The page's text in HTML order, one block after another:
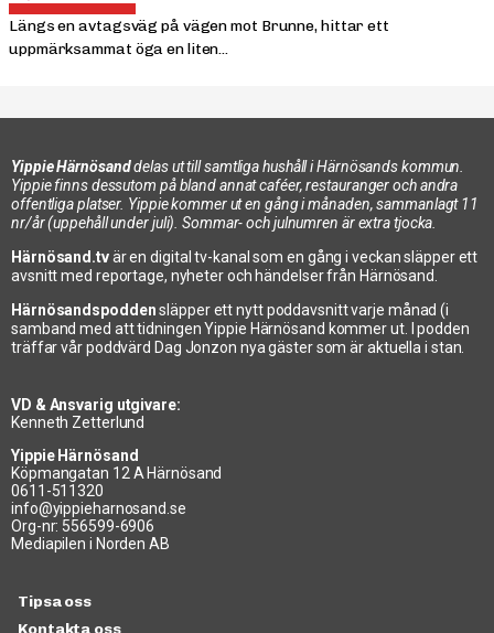
Längs en avtagsväg på vägen mot Brunne, hittar ett
uppmärksammat öga en liten...
Yippie Härnösanddelas ut till samtliga hushåll i Härnösands kommun.
Yippie finns dessutom på bland annat caféer, restauranger och andra
offentliga platser. Yippie kommer ut en gång i månaden, sammanlagt 11
nr/år (uppehåll under juli). Sommar- och julnumren är extra tjocka.
Härnösand.tvär en digital tv-kanal som en gång i veckan släpper ett
avsnitt med reportage, nyheter och händelser från Härnösand.
Härnösandspoddensläpper ett nytt poddavsnitt varje månad (i
samband med att tidningen Yippie Härnösand kommer ut. I podden
träffar vår poddvärd Dag Jonzon nya gäster som är aktuella i stan.
VD & Ansvarig utgivare:
Kenneth Zetterlund
Yippie Härnösand
Köpmangatan 12 A Härnösand
0611-511320
info@yippieharnosand.se
Org-nr: 556599-6906
Mediapilen i Norden AB
Tipsa oss
Kontakta oss